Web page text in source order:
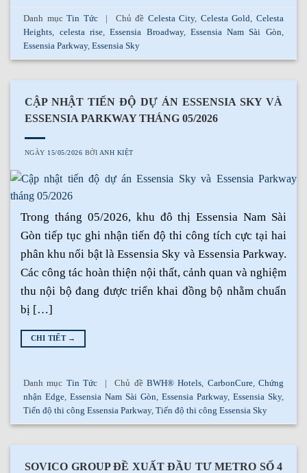
Danh mụcTin Tức Chủ đề Celesta City, Celesta Gold, Celesta
Heights, celesta rise,Essensia Broadway, Essensia Nam Sài Gòn,
Essensia Parkway,Essensia Sky
CẬP NHẬT TIẾN ĐỘ DỰ ÁN ESSENSIA SKY VÀ
ESSENSIA PARKWAY THÁNG 05/2026
NGÀY 15/05/2026 BỞI ANH KIỆT
Trong tháng 05/2026, khu đô thị Essensia Nam Sài
Gòn tiếp tục ghi nhận tiến độ thi công tích cực tại hai
phân khu nổi bật là Essensia Sky và Essensia Parkway.
Các công tác hoàn thiện nội thất, cảnh quan và nghiệm
thu nội bộ đang được triển khai đồng bộ nhằm chuẩn
bị […]
CHI TIẾT →
Danh mục Tin Tức Chủ đề BWH® Hotels, CarbonCure, Chứng
nhận Edge,Essensia Nam Sài Gòn, Essensia Parkway, Essensia Sky,
Tiến độ thi công Essensia Parkway,Tiến độ thi công Essensia Sky
SOVICO GROUP ĐỀ XUẤT ĐẦU TƯ METRO SỐ 4